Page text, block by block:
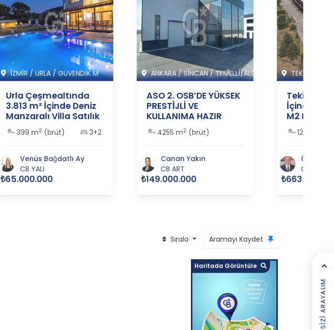
İZMİR/URLA/GÜVENDİK M
Urla Çeşmealtında
3.813 m² İçinde Deniz
Manzaralı Villa Satılık
- 365555
399 m2 (brüt) 3+2
Venüs Bağdatlı Ay
CB YALI
₺65.000.000
ANKARA/SİNCAN/TEMELLİ/ALCI M
ASO 2. OSB’DE YÜKSEK
PRESTİJLİ VE
KULLANIMA HAZIR
SATILIK FABRİKA
BİNASI - 365517
4255 m2(brüt)
Canan Yakın
CB ART
₺149.000.000
TEKİRDAĞ
Tekirdağ
İçinde
M2
364485
12000 m
Ömer
CB SİAM
Sırala Aramayı Kaydet
Haritada Görüntüle
SIZI ARAYALIM